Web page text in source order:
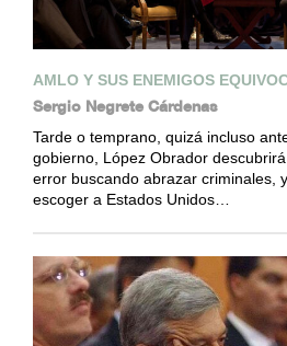
AMLO Y SUS ENEMIGOS
Sergio Negrete Cárdenas
Tarde o temprano, quizá incluso
gobierno, López Obrador
error buscando abrazar criminales,
escoger a Estados Unidos…